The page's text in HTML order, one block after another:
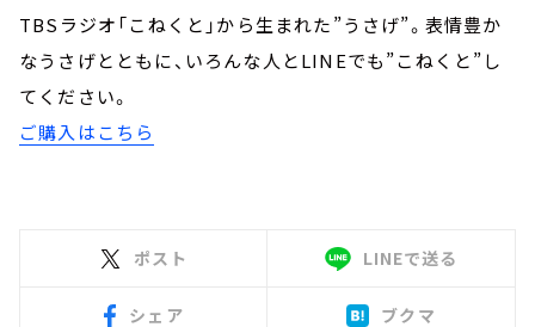
TBSラジオ「こねくと」から生まれた”うさげ”。表情豊か
なうさげとともに、いろんな人とLINEでも”こねくと”し
てください。
ご購入はこちら
ポスト LINEで送る
シェア ブクマ